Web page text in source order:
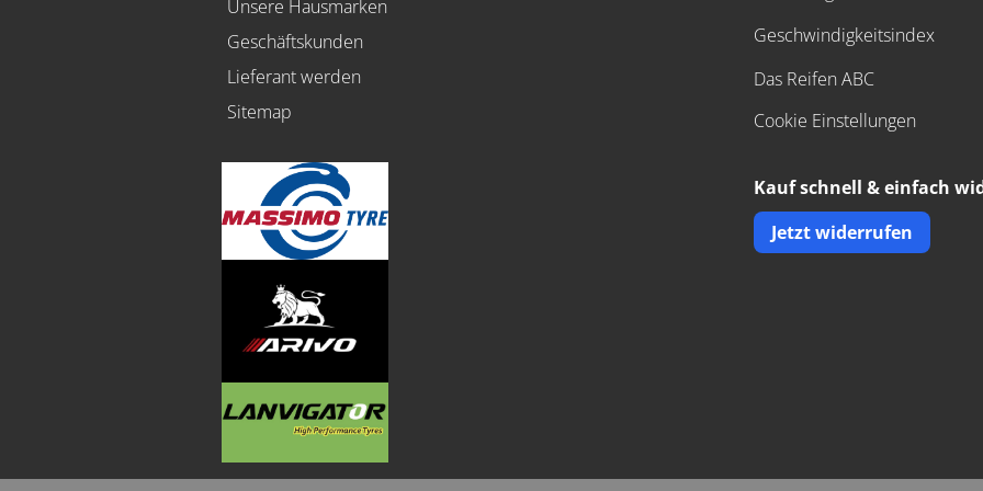
Unsere Hausmarken
Geschäftskunden
Lieferant werden
Sitemap
Geschwindigkeitsindex
Das Reifen ABC
Cookie Einstellungen
Kauf schnell & einfach
Jetzt widerrufen